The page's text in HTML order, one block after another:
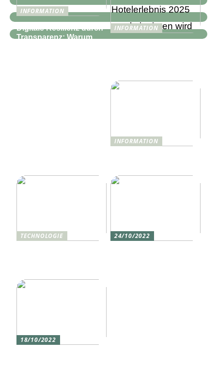
INFORMATION
Digitale Resilienz durch
Transparenz: Warum
INFORMATION
INFORMATION
TECHNOLOGIE 24/10/2022
18/10/2022